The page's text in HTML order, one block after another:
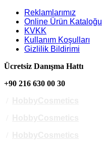
Reklamlarımız
Online Ürün Kataloğu
KVKK
Kullanım Koşulları
Gizlilik Bildirimi
Ücretsiz Danışma Hattı
+90 216 630 00 30